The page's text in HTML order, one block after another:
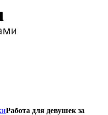
Работа для девушек за